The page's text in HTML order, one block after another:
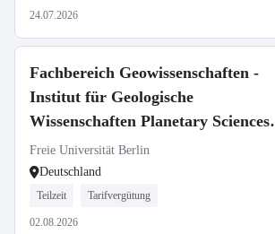
24.07.2026
Fachbereich Geowissenschaften -
Institut für Geologische
Wissenschaften Planetary Sciences,
SFB 1759
Freie Universität Berlin
Deutschland
Teilzeit Tarifvergütung
02.08.2026